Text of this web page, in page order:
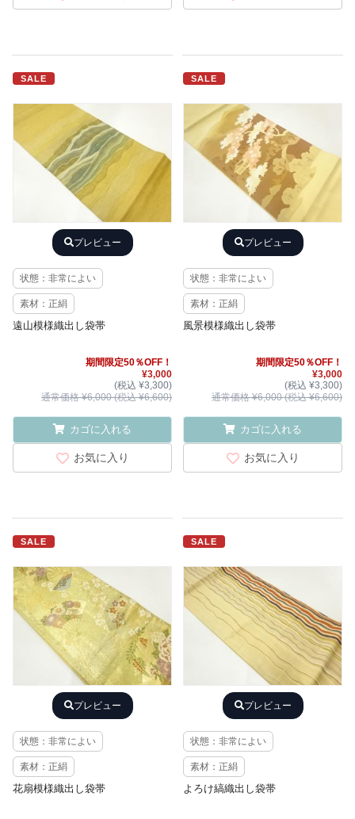
SALE
プレビュー
状態：非常によい
素材：正絹
遠山模様織出し袋帯
期間限定50％OFF！
¥3,000
(税込 ¥3,300)
通常価格 ¥6,000 (税込 ¥6,600)
カゴに入れる
お気に入り
SALE
プレビュー
状態：非常によい
素材：正絹
風景模様織出し袋帯
期間限定50％OFF！
¥3,000
(税込 ¥3,300)
通常価格 ¥6,000 (税込 ¥6,600)
カゴに入れる
お気に入り
SALE
プレビュー
状態：非常によい
素材：正絹
花扇模様織出し袋帯
SALE
プレビュー
状態：非常によい
素材：正絹
よろけ縞織出し袋帯